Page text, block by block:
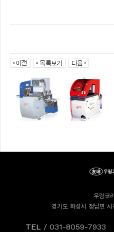
우림코
경기도 화성시 정남면
TEL / 031-8059-7933